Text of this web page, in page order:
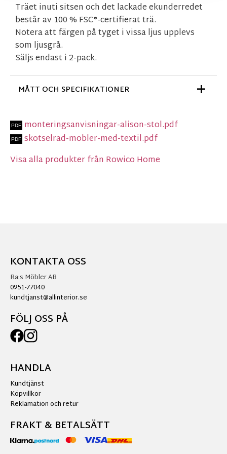
Träet inuti sitsen och det lackade ekunderredet
består av 100 % FSC®-certifierat trä.
Notera att färgen på tyget i vissa ljus upplevs
som ljusgrå.
Säljs endast i 2-pack.
MÅTT OCH SPECIFIKATIONER
monteringsanvisningar-alison-stol.pdf
skotselrad-mobler-med-textil.pdf
Visa alla produkter från Rowico Home
KONTAKTA OSS
Ra:s Möbler AB
0951-77040
kundtjanst@allinterior.se
FÖLJ OSS PÅ
HANDLA
Kundtjänst
Köpvillkor
Reklamation och retur
FRAKT & BETALSÄTT